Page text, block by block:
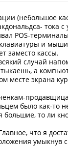
(небольшое
тока с
POS-
и
заместо кассы.
случай
а
месте экрана
было как-то
большие, то ли
что я
умыкнув